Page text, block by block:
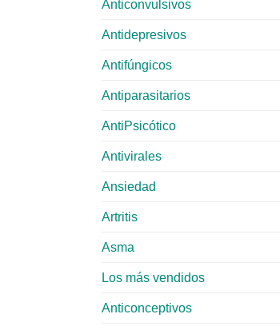
Anticonvulsivos
Antidepresivos
Antifúngicos
Antiparasitarios
AntiPsicótico
Antivirales
Ansiedad
Artritis
Asma
Los más vendidos
Anticonceptivos